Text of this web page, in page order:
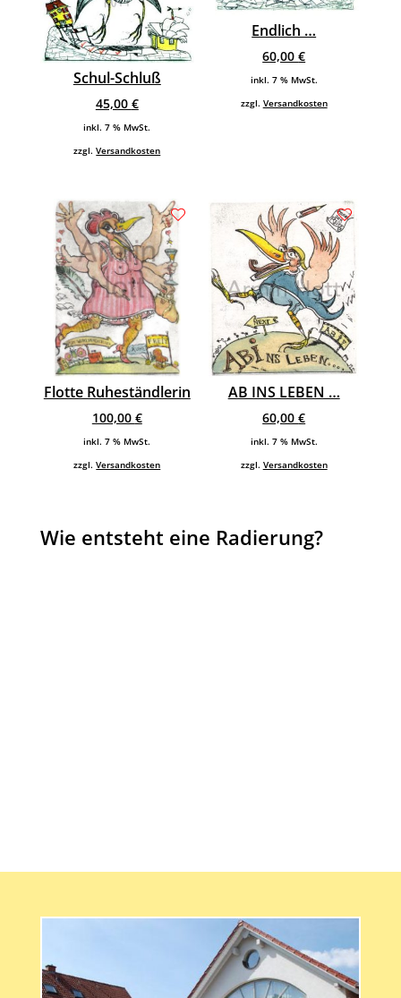
Schul-Schluß
45,00 €
inkl. 7 % MwSt.
zzgl.Versandkosten
Endlich …
60,00€
inkl. 7 % MwSt.
zzgl. Versandkosten
Flotte Ruheständlerin
100,00 €
inkl. 7 % MwSt.
zzgl.Versandkosten
AB INS LEBEN …
60,00€
inkl. 7 % MwSt.
zzgl. Versandkosten
Wie entsteht eine Radierung?